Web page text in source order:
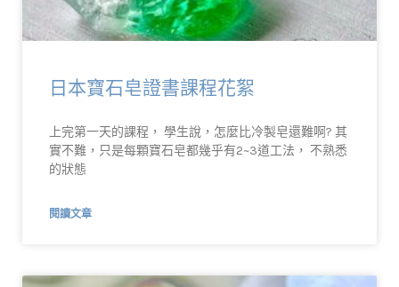
日本寶石皂證書課程花絮
上完第一天的課程， 學生說，怎麼比冷製皂還難啊? 其
實不難，只是每顆寶石皂都幾乎有2~3道工法， 不熟悉
的狀態
閱讀文章